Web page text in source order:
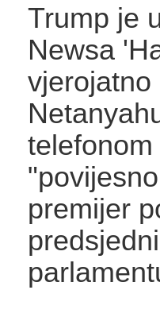
Trump je
Newsa
premijer